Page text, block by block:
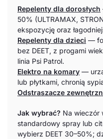
Repelenty dla dorosłych
50% (ULTRAMAX,
ekspozycję oraz
Repelenty dla dzieci —
bez DEET, z progami
linia Psi Patrol.
Elektro na komary —
lub płytkami, chronią
Odstraszacze
Jak wybrać? Na wieczór
standardowy spray lub
wybierz DEET 30–50%;